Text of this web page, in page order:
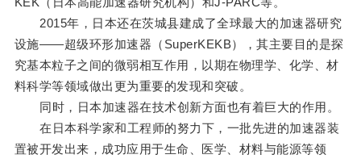
2015年，日本还在茨城县建成了全球最大的加速器研究
设施——超级环形加速器（SuperKEKB），其主要目的是探
究基本粒子之间的微弱相互作用，以期在物理学、化学、材
料科学等领域做出更为重要的发现和突破。
同时，日本加速器在技术创新方面也有着巨大的作用。
在日本科学家和工程师的努力下，一批先进的加速器装
置被开发出来，成功应用于生命、医学、材料与能源等领